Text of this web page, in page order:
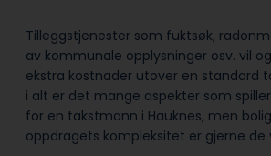
Tilleggstjenester som fuktsøk,
av kommunale opplysninger osv. vil
ekstra kostnader utover en standard
i alt er det mange aspekter som
for en takstmann i Hauknes, men
oppdragets kompleksitet er gjerne de